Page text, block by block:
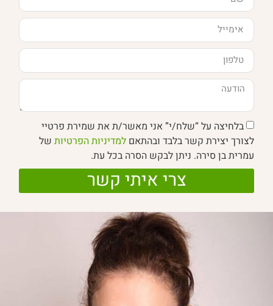
בלחיצה על “שלח/י” אני מאשר/ת את שמירת פרטיי
לצורך יצירת קשר בלבד ובהתאםלמדיניות הפרטיות של
עמרית בן סירה. ניתן לבקש הסרה בכל עת.
צרי איתי קשר